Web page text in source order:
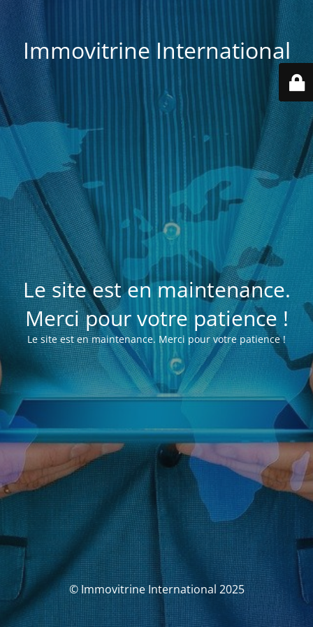
Immovitrine International
Le site est en maintenance.
Merci pour votre patience !
Le site est en maintenance. Merci pour votre patience !
© Immovitrine International 2025